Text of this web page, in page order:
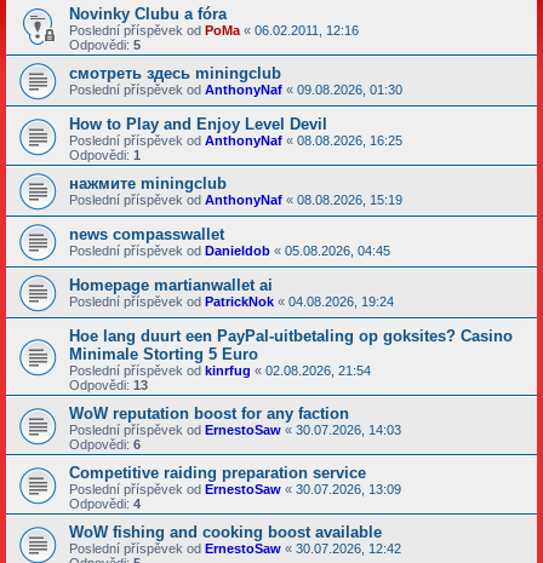
Novinky Clubu a fóra
Poslední příspěvek od PoMa « 06.02.2011, 12:16
Odpovědi: 5
смотреть здесь miningclub
Poslední příspěvek od AnthonyNaf « 09.08.2026, 01:30
How to Play and Enjoy Level Devil
Poslední příspěvek od AnthonyNaf « 08.08.2026, 16:25
Odpovědi: 1
нажмите miningclub
Poslední příspěvek od AnthonyNaf « 08.08.2026, 15:19
news compasswallet
Poslední příspěvek od Danieldob « 05.08.2026, 04:45
Homepage martianwallet ai
Poslední příspěvek od PatrickNok « 04.08.2026, 19:24
Hoe lang duurt een PayPal-uitbetaling op goksites? Casino
Minimale Storting 5 Euro
Poslední příspěvek od kinrfug « 02.08.2026, 21:54
Odpovědi: 13
WoW reputation boost for any faction
Poslední příspěvek od ErnestoSaw « 30.07.2026, 14:03
Odpovědi: 6
Competitive raiding preparation service
Poslední příspěvek od ErnestoSaw « 30.07.2026, 13:09
Odpovědi: 4
WoW fishing and cooking boost available
Poslední příspěvek od ErnestoSaw « 30.07.2026, 12:42